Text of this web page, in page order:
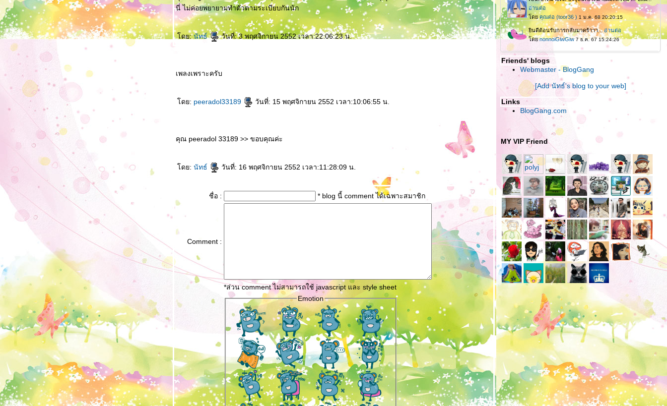
ก.ม.169
ไข่พระอาทิตย์ ..อาหารโปรด ที่เพิ่งเริ่มจะโปรด
วันลอยกระทงปีนี้ (2559) "เปลี่ยนแนว" : ถนน
สายนี้...มีตะพาบ กม.166
เปลี่ยนแล้ว เปลี่ยนอีก
13 ตุลาคม ... รัชกาลที่ 9 เสด็จสวรรคตแล้ว
เมือฉันไปนวดแผนไทย @ คลินิคอายุรเวท
พทย์แผนไทยประยุกต์
ระบา
สองเดือนครึ่ง ... เหนื่อยใจ
ครบเดือน
ก้าวใหม่ ...อีกครั้ง
เตรียมใจให้พร้อม ...กลับสู่ที่เดิม
การตัดสินใจครั้งใหม่
จากที่เธอถาม และจากที่ฉันตอบไป
Run Run Run
บริจาคเลือด...ครั้งแรก...ที่รอมานานมาก
กลับสู่ Save Zone
หนีไม่พ้น ก็วิ่งชนไปเล
ช่วงสุดท้ายของการทำงาน
รางวัลจากการนินทาแม่ ครั้งที่ 2
ต่อเวลา
"จะลาออก" ...บอกไปแล้ว
21 ปีแห่งความหลัง
ครเอ่ย....ใช้นายเปลือง
ถึงรอบ "ปรับ"
เรื่องที่ไม่อยากจำ แต่คิดว่า ไม่ควรลืม
้าย (อีกครั้ง)
ปณิธานประจำปี 2557
New Organization Chart
News update
Kick off - - big change
Update ชีวิตการงาน : ยังไม่ทันพ้นเดือน
Update ชีวิตการงาน : 3 เดือนต่อมา
Update ชีิวิตการงาน
นี่ ไม่ค่อยพยายามทำตัวตามระเบียบกันนัก
ดย:นัทธ์ วันที่: 3 พฤศจิกายน 2552 เวลา:22:06:23 น.
เพลงเพราะครับ
ดย: peeradol33189 วันที่: 15 พฤศจิกายน 2552 เวลา:10:06:55 น.
คุณ peeradol 33189 >> ขอบคุณค่ะ
ดย: นัทธ์ วันที่: 16 พฤศจิกายน 2552 เวลา:11:28:09 น.
ชื่อ : * blog นี้ comment ได้เฉพาะสมาชิก
Comment :
*ส่วน comment ไม่สามารถใช้ javascript และ style sheet
Emotion
Friends' blogs
Webmaster - BlogGang
[Add นัทธ์'s blog to your web]
Links
BlogGang.com
MY VIP Friend